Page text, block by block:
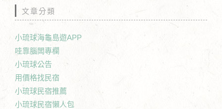
文章分類
小琉球海龜島遊APP
哇靠腦闆專欄
小琉球公告
用價格找民宿
小琉球民宿推薦
小琉球民宿懶人包